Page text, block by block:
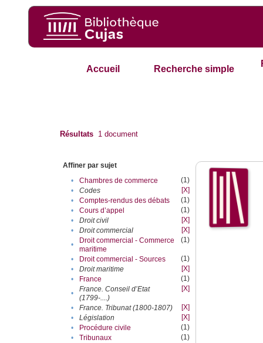
Accueil Recherche simple
Résultats 1 document
Affiner par sujet
•
Chambres de commerce
(1)
•
Codes
[X]
•
Comptes-rendus des débats
(1)
•
Cours d’appel
(1)
•
Droit civil
[X]
•
Droit commercial
[X]
•
Droit commercial - Commerce
maritime
(1)
• Droit commercial - Sources
(1)
•
Droit maritime
[X]
•
France
(1)
•
France. Conseil d’Etat
(1799-....)
[X]
• France. Tribunat (1800-1807)
[X]
•
Législation
[X]
•
Procédure civile
(1)
•
Tribunaux
(1)